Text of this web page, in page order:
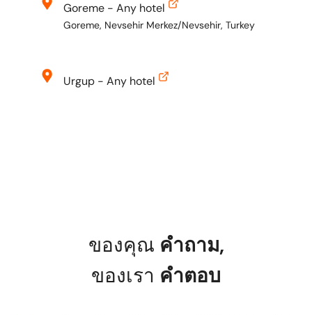
Goreme - Any hotel
Goreme, Nevsehir Merkez/Nevsehir, Turkey
Urgup - Any hotel
Nevsehir Kapadokya Airport, Nevşehir
Kapadokya Havalimanı, Tuzköyü, Nevşehir
Kapadokya Havaalanı Girişi, 50900
ของคุณ คำถาม,
ของเรา คำตอบ